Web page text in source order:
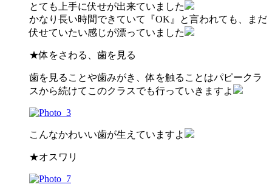
とても上手に伏せが出来ていました
かなり長い時間できていて『OK』と言われても、まだ
伏せていたい感じが漂っていました
★体をさわる、歯を見る
歯を見ることや歯みがき、体を触ることはパピークラ
スから続けてこのクラスでも行っていきますよ
こんなかわいい歯が生えていますよ
★オスワリ